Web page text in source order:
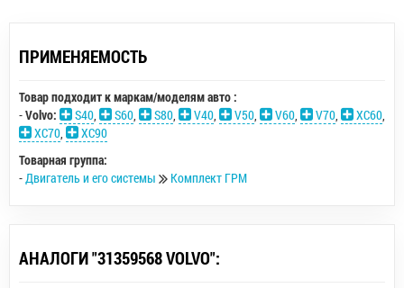
ПРИМЕНЯЕМОСТЬ
Товар подходит к маркам/моделям авто :
-Volvo: S40, S60, S80, V40, V50, V60, V70, XC60,
XC70,
XC90
Товарная группа:
-Двигатель и его системы Комплект ГРМ
АНАЛОГИ "31359568 VOLVO":